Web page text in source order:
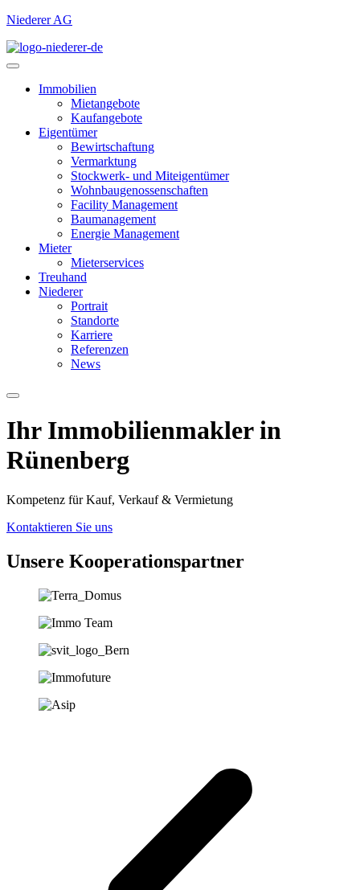
Niederer AG
Immobilien
Mietangebote
Kaufangebote
Eigentümer
Bewirtschaftung
Vermarktung
Stockwerk- und Miteigentümer
Wohnbaugenossenschaften
Facility Management
Baumanagement
Energie Management
Mieter
Mieterservices
Treuhand
Niederer
Portrait
Standorte
Karriere
Referenzen
News
Ihr Immobilien­­­makler in
Rünenberg
Kompetenz für Kauf, Verkauf & Vermietung
Kontaktieren Sie uns
Unsere Koopera­tions­partner